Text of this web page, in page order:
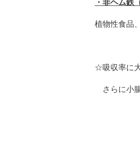
・非ヘム鉄
植物性食品
☆吸収率に
さらに小